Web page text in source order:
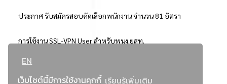
EN
เว็บไซต์นี้มีการใช้งานคุกกี้ เรียนรู้เพิ่มเติม
ประกาศ รับสมัครสอบคัดเลือกพนักงาน จำนวน 81 อัตรา
การใช้งาน SSL-VPN User สำหรับพนง.ยสท.
..ยอดนิยม..